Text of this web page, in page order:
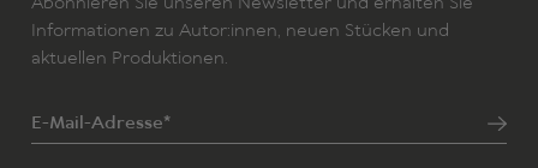
Informationen zu Autor:innen, neuen Stücken und
aktuellen Produktionen.
E-Mail-Adresse*